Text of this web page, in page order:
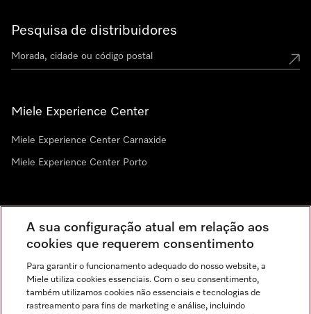
Pesquisa de distribuidores
Miele Experience Center
Miele Experience Center Carnaxide
Miele Experience Center Porto
A sua configuração atual em relação aos
cookies que requerem consentimento
Para garantir o funcionamento adequado do nosso website, a
Miele utiliza cookies essenciais. Com o seu consentimento,
também utilizamos cookies não essenciais e tecnologias de
rastreamento para fins de marketing e análise, incluindo